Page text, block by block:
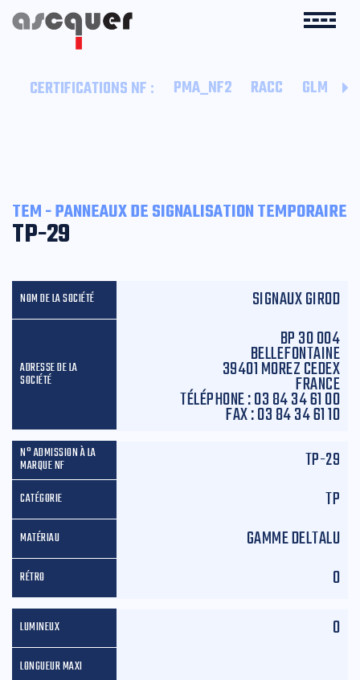
CERTIFICATIONS NF : PMA_NF2 RACC GLM
TEM - PANNEAUX DE SIGNALISATION TEMPORAIRE
TP-29
SIGNAUX GIROD
BP 30 004
BELLEFONTAINE
39401 MOREZ CEDEX
FRANCE
TÉLÉPHONE :03 84 34 61 00
FAX :03 84 34 61 10
TP-29
TP
GAMME DELTALU
0
0